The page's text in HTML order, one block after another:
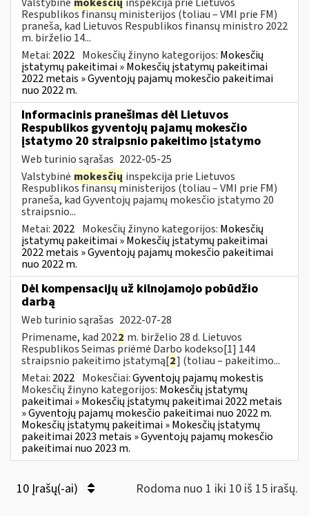
Respublikos finansų ministerijos (toliau – VMI prie FM)
praneša, kad Lietuvos Respublikos finansų ministro 2022
m. birželio 14...
Metai: 2022 Mokesčių žinyno kategorijos: Mokesčių
įstatymų pakeitimai » Mokesčių įstatymų pakeitimai
2022 metais » Gyventojų pajamų mokesčio pakeitimai
nuo 2022 m.
Informacinis pranešimas dėl Lietuvos
Respublikos gyventojų pajamų mokesčio
įstatymo 20 straipsnio pakeitimo įstatymo
Web turinio sąrašas 2022-05-25
Valstybinė mokesčių inspekcija prie Lietuvos
Respublikos finansų ministerijos (toliau – VMI prie FM)
praneša, kad Gyventojų pajamų mokesčio įstatymo 20
straipsnio...
Metai: 2022 Mokesčių žinyno kategorijos: Mokesčių
įstatymų pakeitimai » Mokesčių įstatymų pakeitimai
2022 metais » Gyventojų pajamų mokesčio pakeitimai
nuo 2022 m.
Dėl kompensacijų už kilnojamojo pobūdžio
darbą
Web turinio sąrašas 2022-07-28
Primename, kad 2022 m. birželio 28 d. Lietuvos
Respublikos Seimas priėmė Darbo kodekso[1] 144
straipsnio pakeitimo įstatymą[2] (toliau – pakeitimo...
Metai: 2022 Mokesčiai:Gyventojų pajamų mokestis
Mokesčių žinyno kategorijos: Mokesčių įstatymų
pakeitimai » Mokesčių įstatymų pakeitimai 2022 metais
» Gyventojų pajamų mokesčio pakeitimai nuo 2022 m.
Mokesčių įstatymų pakeitimai » Mokesčių įstatymų
pakeitimai 2023 metais » Gyventojų pajamų mokesčio
pakeitimai nuo 2023 m.
10 Įrašų(-ai) Rodoma nuo 1 iki 10 iš 15 irašų.